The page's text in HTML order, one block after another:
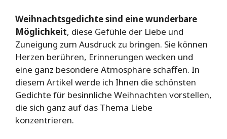
Weihnachtsgedichte sind eine wunderbare
Möglichkeit, diese Gefühle der Liebe und
Zuneigung zum Ausdruck zu bringen. Sie können
Herzen berühren, Erinnerungen wecken und
eine ganz besondere Atmosphäre schaffen. In
diesem Artikel werde ich Ihnen die schönsten
Gedichte für besinnliche Weihnachten vorstellen,
die sich ganz auf das Thema Liebe
konzentrieren.